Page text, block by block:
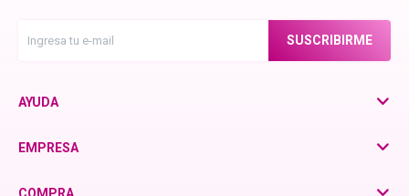
SUSCRIBIRME
AYUDA
EMPRESA